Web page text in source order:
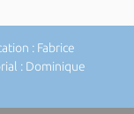
: Fabrice
: Dominique